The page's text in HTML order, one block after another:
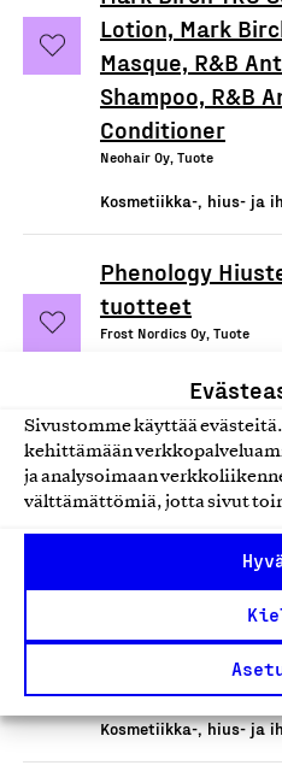
Sivustomme käyttää
kehittämään
ja analysoimaan
välttämättömiä, jotta sivut
Lotion, Mark
Masque, R&B
Shampoo, R&B
Conditioner
Neohair Oy, Tuote
Kosmetiikka-, hius- ja
Phenology
tuotteet
Frost Nordics Oy, Tuote
Balance
palashampoo
Nordic Farma, Tuote
Kosmetiikka-, hius- ja
Balance
hoitoainepala
Kosmetiikka-, hius- ja